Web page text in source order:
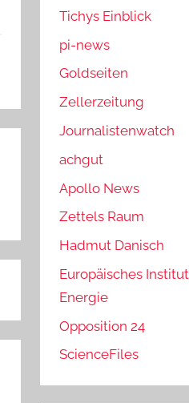
Tichys Einblick
pi-news
Goldseiten
Zellerzeitung
Journalistenwatch
achgut
Apollo News
Zettels Raum
Hadmut Danisch
Europäisches
Energie
Opposition 24
ScienceFiles